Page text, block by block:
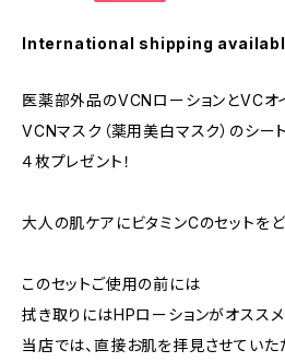
International shipping
医薬部外品のVCNローションとVCオ
VCNマスク（薬用美白マスク）のシー
４枚プレゼント！
大人の肌ケアにビタミンCのセットをど
このセットご使用の前には
拭き取りにはHPローションがオスス
当店では、直接お肌を拝見させてい